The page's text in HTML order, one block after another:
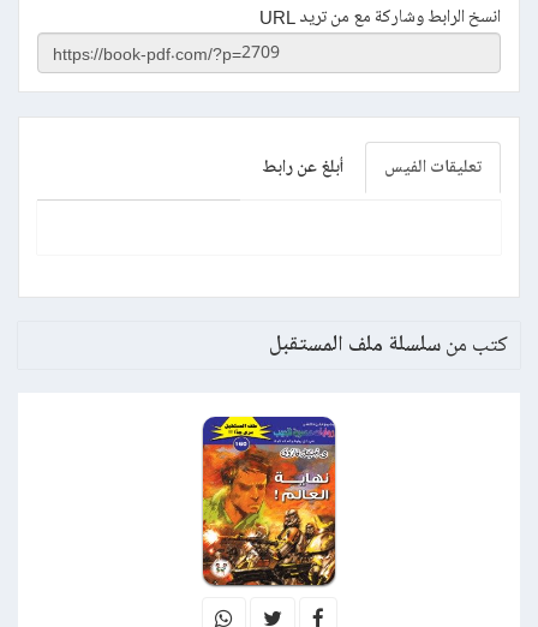
انسخ الرابط وشاركة مع من تريد URL
تعليقات الفيس أبلغ عن رابط
كتب من سلسلة ملف المستقبل